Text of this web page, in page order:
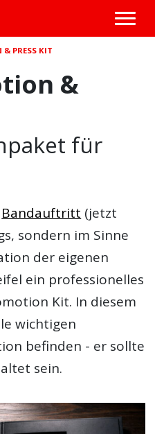
PRESS KIT
&
für
Bandauftritt (jetzt
sondern im Sinne
der eigenen
ein professionelles
Kit. In diesem
wichtigen
befinden - er sollte
sein.